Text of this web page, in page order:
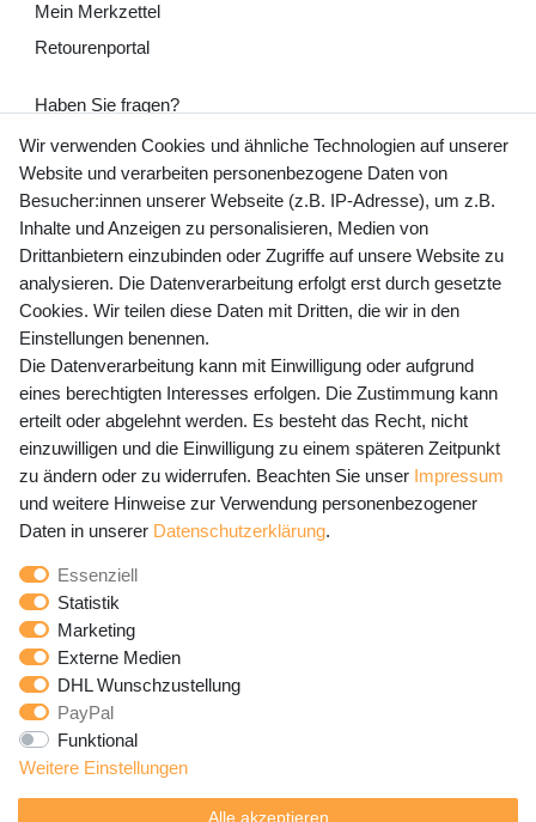
Mein Merkzettel
Retourenportal
Haben Sie fragen?
+49 (0) 35243 460 400
Mo-Fr 9-15 Uhr
shop@banjado.com
Preisangaben inkl. gesetzl. MwSt. und zzgl. Service- und
Versandkosten
Newsletter Anmeldung - Keine Angebote
mehr verpassen!
E-MAIL **
Newsletter
Honig
Hiermit bestätige ich, dass ich die
gelesen habe. Meine Einwilligung kann ich jederzeit
widerrufen.**
** Hierbei handelt es sich um ein Pflichtfeld.
Wir verwenden Cookies und ähnliche Technologien auf unserer
Website und verarbeiten personenbezogene Daten von
Besucher:innen unserer Webseite (z.B. IP-Adresse), um z.B.
Inhalte und Anzeigen zu personalisieren, Medien von
Drittanbietern einzubinden oder Zugriffe auf unsere Website zu
analysieren. Die Datenverarbeitung erfolgt erst durch gesetzte
Cookies. Wir teilen diese Daten mit Dritten, die wir in den
Einstellungen benennen.
Die Datenverarbeitung kann mit Einwilligung oder aufgrund
eines berechtigten Interesses erfolgen. Die Zustimmung kann
erteilt oder abgelehnt werden. Es besteht das Recht, nicht
einzuwilligen und die Einwilligung zu einem späteren Zeitpunkt
zu ändern oder zu widerrufen. Beachten Sie unser Impressum
und weitere Hinweise zur Verwendung personenbezogener
Daten in unserer Daten­schutz­erklärung.
Essenziell
Statistik
Marketing
Externe Medien
DHL Wunschzustellung
PayPal
Funktional
Weitere Einstellungen
Alle akzeptieren